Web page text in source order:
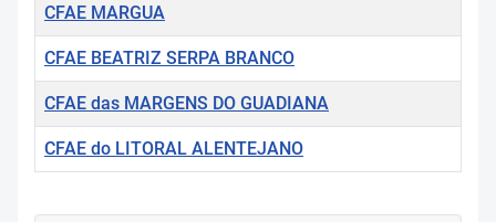
CFAE MARGUA
CFAE BEATRIZ SERPA BRANCO
CFAE das MARGENS DO GUADIANA
CFAE do LITORAL ALENTEJANO